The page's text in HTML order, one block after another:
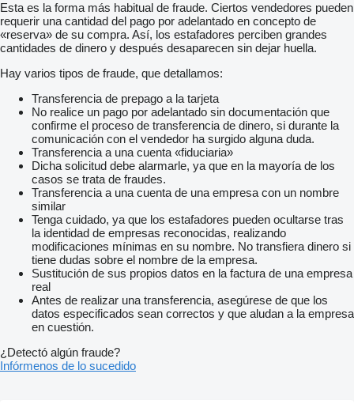
Esta es la forma más habitual de fraude. Ciertos vendedores pueden
requerir una cantidad del pago por adelantado en concepto de
«reserva» de su compra. Así, los estafadores perciben grandes
cantidades de dinero y después desaparecen sin dejar huella.
Hay varios tipos de fraude, que detallamos:
Transferencia de prepago a la tarjeta
No realice un pago por adelantado sin documentación que
confirme el proceso de transferencia de dinero, si durante la
comunicación con el vendedor ha surgido alguna duda.
Transferencia a una cuenta «fiduciaria»
Dicha solicitud debe alarmarle, ya que en la mayoría de los
casos se trata de fraudes.
Transferencia a una cuenta de una empresa con un nombre
similar
Tenga cuidado, ya que los estafadores pueden ocultarse tras
la identidad de empresas reconocidas, realizando
modificaciones mínimas en su nombre. No transfiera dinero si
tiene dudas sobre el nombre de la empresa.
Sustitución de sus propios datos en la factura de una empresa
real
Antes de realizar una transferencia, asegúrese de que los
datos especificados sean correctos y que aludan a la empresa
en cuestión.
¿Detectó algún fraude?
Infórmenos de lo sucedido